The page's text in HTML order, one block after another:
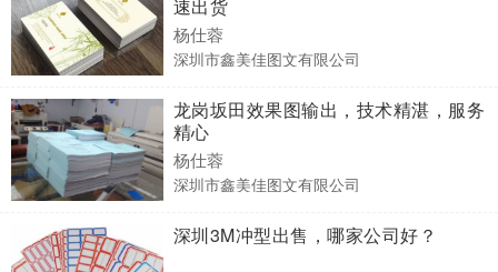
速出货
杨仕蓉
深圳市鑫美佳图文有限公司
龙岗坂田效果图输出，技术精湛，服务
精心
杨仕蓉
深圳市鑫美佳图文有限公司
深圳3M冲型出售，哪家公司好？